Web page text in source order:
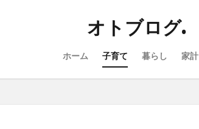
オトブログ.
ホーム 子育て 暮らし 家計